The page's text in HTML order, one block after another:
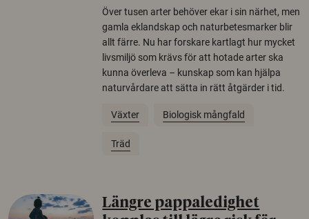
Över tusen arter behöver ekar i sin närhet, men
gamla eklandskap och naturbetesmarker blir
allt färre. Nu har forskare kartlagt hur mycket
livsmiljö som krävs för att hotade arter ska
kunna överleva – kunskap som kan hjälpa
naturvårdare att sätta in rätt åtgärder i tid.
Växter Biologisk mångfald
Träd
Längre pappaledighet